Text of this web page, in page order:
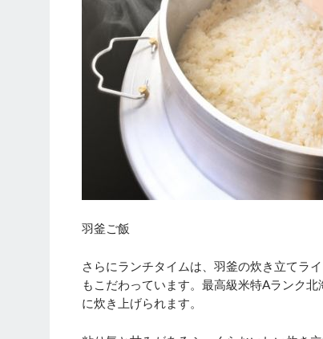
羽釜ご飯
さらにランチタイムは、羽釜の炊き立てラ
もこだわっています。最高級米特Aランク
に炊き上げられます。